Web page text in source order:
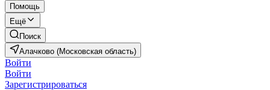
Помощь
Ещё
Поиск
Алачково (Московская область)
Войти
Войти
Зарегистрироваться